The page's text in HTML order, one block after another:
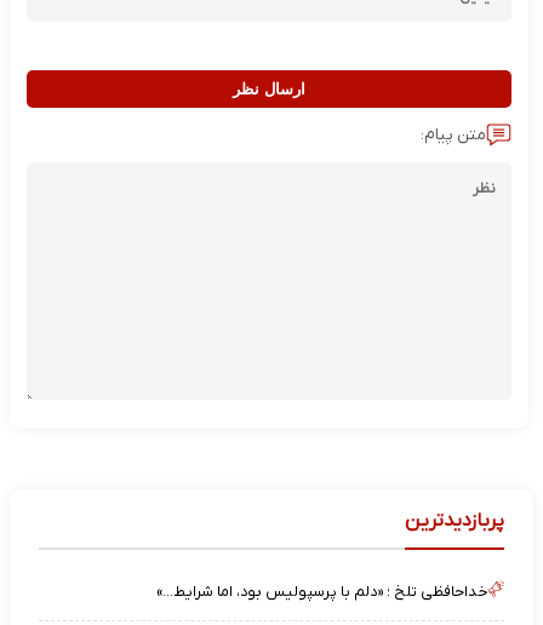
ارسال نظر
متن پیام:
پربازدیدترین
خداحافظی تلخ ؛ «دلم با پرسپولیس بود، اما شرایط…»